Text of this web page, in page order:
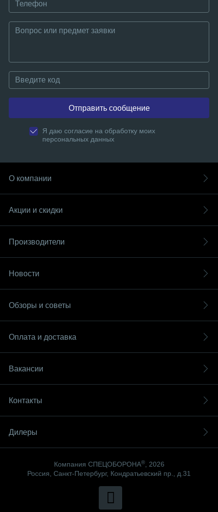
Отправить сообщение
Я даю согласие на обработку моих
персональных данных
О компании
Акции и скидки
Производители
Новости
Обзоры и советы
Оплата и доставка
Вакансии
Контакты
Дилеры
Компания СПЕЦОБОРОНА®, 2026
Россия, Санкт-Петербург, Кондратьевский пр., д.31